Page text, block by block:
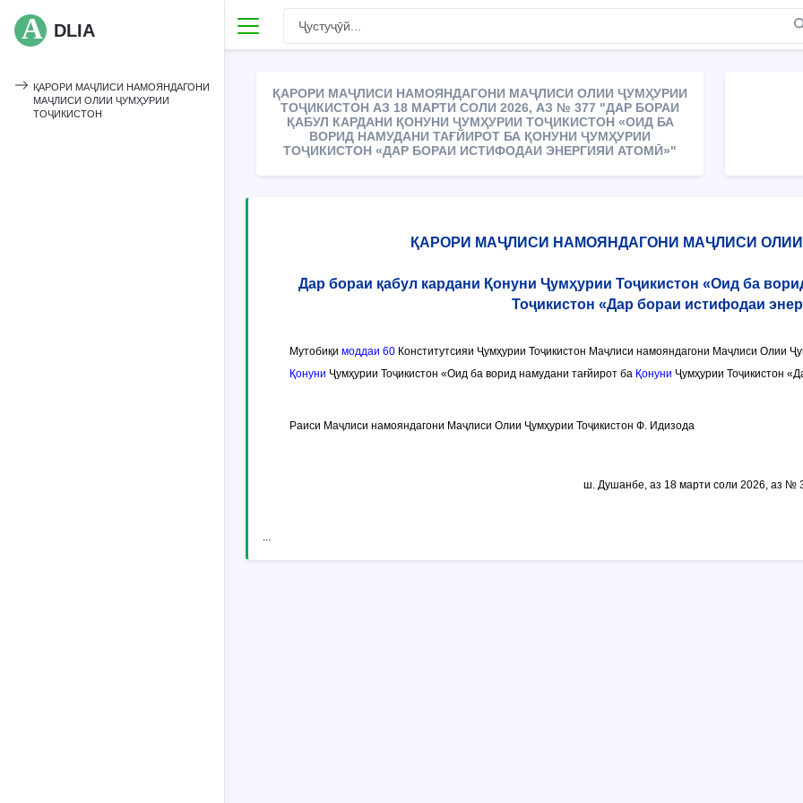
DLIA
ҚАРОРИ МАҶЛИСИ НАМОЯНДАГОНИ
МАҶЛИСИ ОЛИИ ҶУМҲУРИИ
ТОҶИКИСТОН
ҚАРОРИ МАҶЛИСИ НАМОЯНДАГОНИ МАҶЛИСИ ОЛИИ ҶУМҲУРИИ
ТОҶИКИСТОН АЗ 18 МАРТИ СОЛИ 2026, АЗ № 377 "ДАР БОРАИ
ҚАБУЛ КАРДАНИ ҚОНУНИ ҶУМҲУРИИ ТОҶИКИСТОН «ОИД БА
ВОРИД НАМУДАНИ ТАҒЙИРОТ БА ҚОНУНИ ҶУМҲУРИИ
ТОҶИКИСТОН «ДАР БОРАИ ИСТИФОДАИ ЭНЕРГИЯИ АТОМӢ»"
ҚАРОРИ МАҶЛИСИ НАМОЯНДАГОНИ МАҶЛИСИ
Дар бораи қабул кардани Қонуни Ҷумҳурии Тоҷикистон «Оид ба
Тоҷикистон «Дар бораи истифодаи
Мутобиқи моддаи 60 Конститутсияи Ҷумҳурии Тоҷикистон Маҷлиси намояндагони Маҷлиси Олии
Қонуни Ҷумҳурии Тоҷикистон «Оид ба ворид намудани тағйирот ба Қонуни Ҷумҳурии Тоҷикистон
Раиси Маҷлиси намояндагони Маҷлиси Олии Ҷумҳурии Тоҷикистон Ф. Идизода
ш. Душанбе, аз 18 марти соли 2026, аз №
...